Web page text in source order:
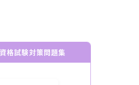
格試験対策問題集